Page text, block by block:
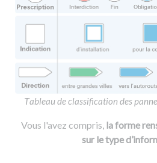
Tableau de classification des
Vous l'avez compris, la forme
sur le type